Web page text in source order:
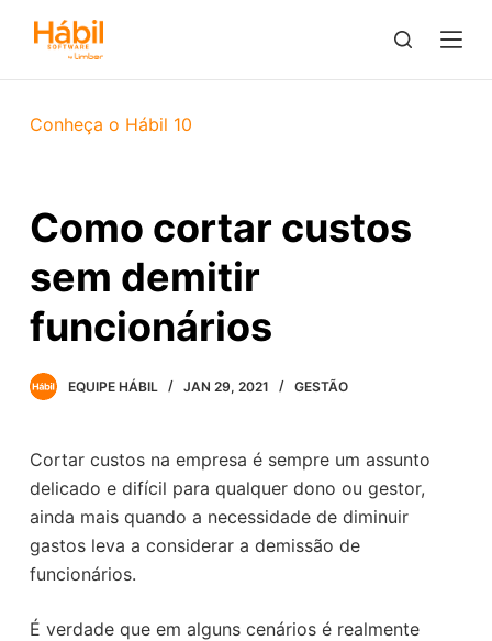
l
o
ú
d
o
Conheça o Hábil 10
Como cortar custos
sem demitir
funcionários
EQUIPE HÁBIL JAN 29, 2021 GESTÃO
Cortar custos na empresa é sempre um assunto
delicado e difícil para qualquer dono ou gestor,
ainda mais quando a necessidade de diminuir
gastos leva a considerar a demissão de
funcionários.
É verdade que em alguns cenários é realmente